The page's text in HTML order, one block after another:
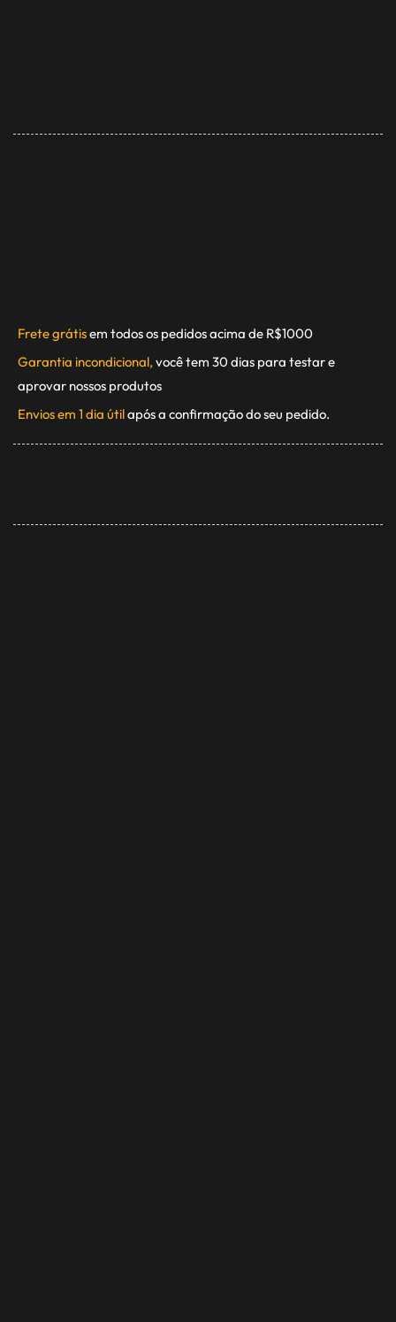
Frete grátisem todos os pedidos acima de R$1000
Garantia incondicional, você tem 30 dias para testar e
aprovar nossos produtos
Envios em 1 dia útilapós a confirmação do seu pedido.